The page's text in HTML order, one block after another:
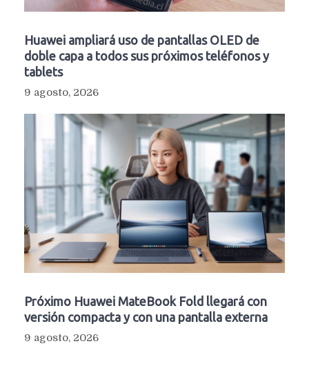
Huawei ampliará uso de pantallas OLED de
doble capa a todos sus próximos teléfonos y
tablets
9 agosto, 2026
Próximo Huawei MateBook Fold llegará con
versión compacta y con una pantalla externa
9 agosto, 2026